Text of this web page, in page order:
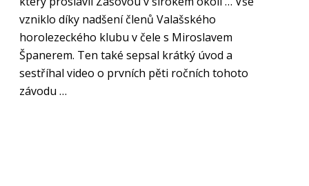
vzniklo díky nadšení členů Valašského
horolezeckého klubu v čele s Miroslavem
Španerem. Ten také sepsal krátký úvod a
sestříhal video o prvních pěti ročních tohoto
závodu …